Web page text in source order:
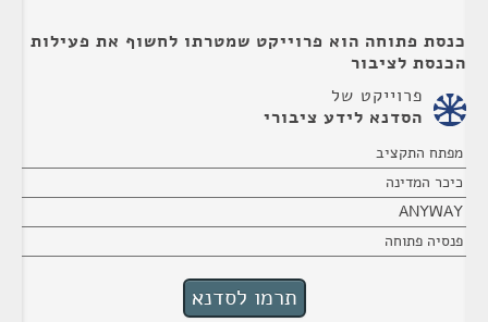
כנסת פתוחה הוא פרוייקט שמטרתו לחשוף את פעילות
הכנסת לציבור
פרוייקט של
הסדנא לידע ציבורי
מפתח התקציב
כיכר המדינה
ANYWAY
פנסיה פתוחה